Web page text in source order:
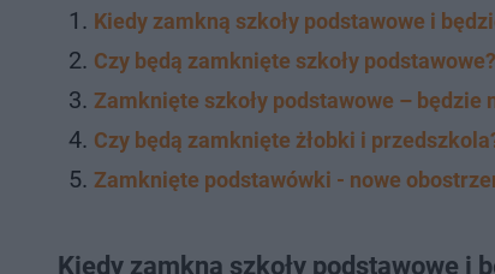
Kiedy zamkną szkoły podstawowe i
Czy będą zamknięte szkoły
Zamknięte szkoły podstawowe – będzie
Czy będą zamknięte żłobki i
Zamknięte podstawówki - nowe
Kiedy zamkną szkoły podstawowe i